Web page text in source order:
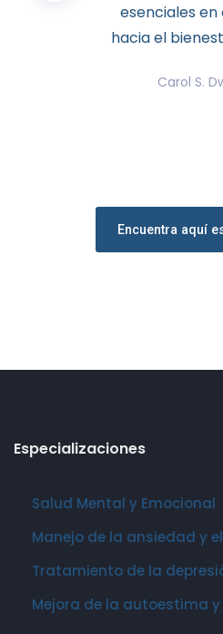
esenciales en
hacia el
Carol S.
Encuentra aquí
Especializaciones
Salud Mental y Emocional
Manejo de la ansiedad y
Tratamiento de la
Mejora de la autoestima